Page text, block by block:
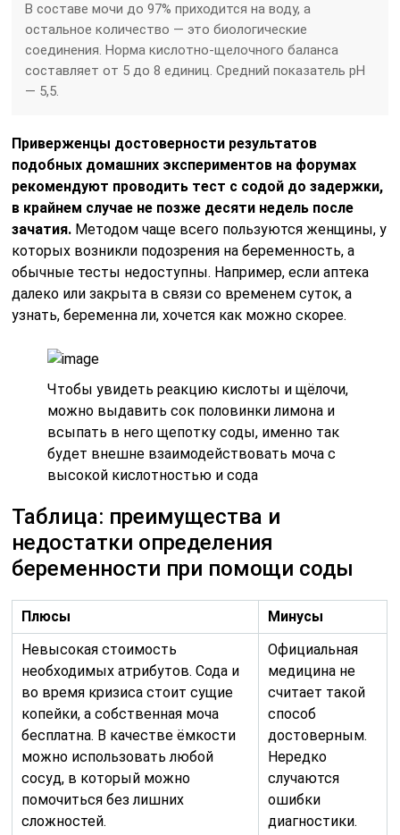
В составе мочи до 97% приходится на воду, а
остальное количество — это биологические
соединения. Норма кислотно-щелочного баланса
составляет от 5 до 8 единиц. Средний показатель pH
— 5,5.
Приверженцы достоверности результатов
подобных домашних экспериментов на форумах
рекомендуют проводить тест с содой до задержки,
в крайнем случае не позже десяти недель после
зачатия. Методом чаще всего пользуются женщины, у
которых возникли подозрения на беременность, а
обычные тесты недоступны. Например, если аптека
далеко или закрыта в связи со временем суток, а
узнать, беременна ли, хочется как можно скорее.
Чтобы увидеть реакцию кислоты и щёлочи,
можно выдавить сок половинки лимона и
всыпать в него щепотку соды, именно так
будет внешне взаимодействовать моча с
высокой кислотностью и сода
Таблица: преимущества и
недостатки определения
беременности при помощи соды
Плюсы
Минусы
Невысокая стоимость
необходимых атрибутов. Сода и
во время кризиса стоит сущие
копейки, а собственная моча
бесплатна. В качестве ёмкости
можно использовать любой
сосуд, в который можно
помочиться без лишних
сложностей.
Официальная
медицина не
считает такой
способ
достоверным.
Нередко
случаются
ошибки
диагностики.